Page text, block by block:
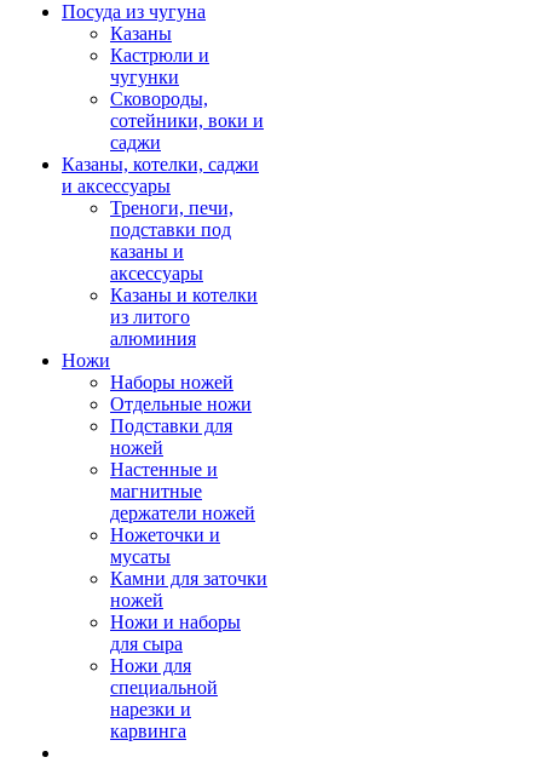
Посуда из чугуна
Казаны
Кастрюли и
чугунки
Сковороды,
сотейники, воки и
саджи
Казаны, котелки, саджи
и аксессуары
Треноги, печи,
подставки под
казаны и
аксессуары
Казаны и котелки
из литого
алюминия
Ножи
Наборы ножей
Отдельные ножи
Подставки для
ножей
Настенные и
магнитные
держатели ножей
Ножеточки и
мусаты
Камни для заточки
ножей
Ножи и наборы
для сыра
Ножи для
специальной
нарезки и
карвинга